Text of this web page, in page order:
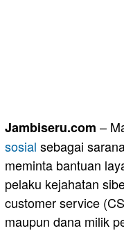
Jambiseru.com –
sosial sebagai
meminta bantuan
pelaku kejahatan
customer service
maupun dana milik